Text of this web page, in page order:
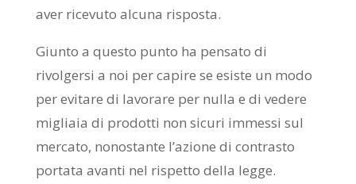
aver ricevuto alcuna risposta.
Giunto a questo punto ha pensato di
rivolgersi a noi per capire se esiste un modo
per evitare di lavorare per nulla e di vedere
migliaia di prodotti non sicuri immessi sul
mercato, nonostante l’azione di contrasto
portata avanti nel rispetto della legge.